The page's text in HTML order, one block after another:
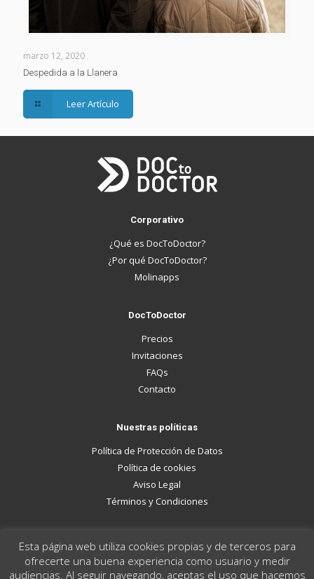
marzo 12, 2020
Despedida a la Llanera
Leer Artículo
Corporativo
¿Qué es DocToDoctor?
¿Por qué DocToDoctor?
Molinapps
DocToDoctor
Precios
Invitaciones
FAQs
Contacto
Nuestras políticas
Política de Protección de Datos
Política de cookies
Aviso Legal
Términos y Condiciones
© 2019 DocToDoctor. Todos los derechos reservados por
Molinapps.
Esta página web utiliza cookies propias y de terceros para
ofrecerte una buena experiencia como usuario y medir
audiencias. Al seguir navegando, aceptas el uso que hacemos